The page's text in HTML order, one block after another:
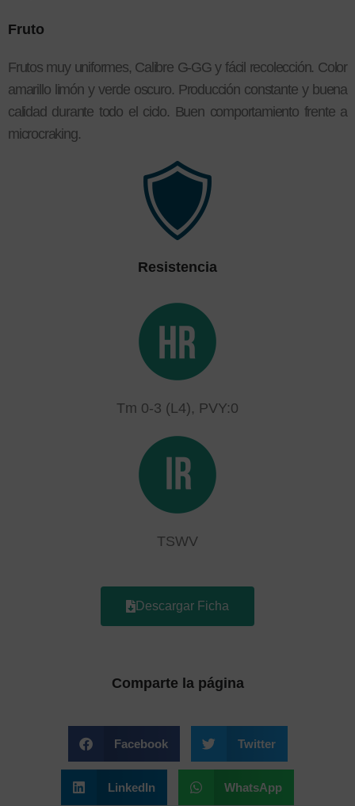
Fruto
Frutos muy uniformes, Calibre G-GG y fácil recolección. Color
amarillo limón y verde oscuro. Producción constante y buena
calidad durante todo el ciclo. Buen comportamiento frente a
microcraking.
Resistencia
Tm 0-3 (L4), PVY:0
TSWV
Descargar Ficha
Comparte la página
Facebook Twitter
LinkedIn WhatsApp